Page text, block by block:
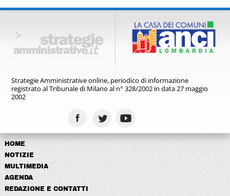
Strategie Amministrative online, periodico di informazione
registratoal Tribunale di Milano al n° 328/2002 in data 27 maggio
2002
HOME
NOTIZIE
MULTIMEDIA
AGENDA
REDAZIONE E CONTATTI